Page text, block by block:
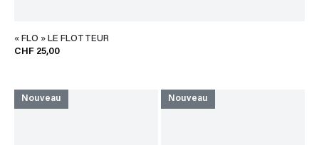
« FLO » LE FLOTTEUR
CHF 25,00
Nouveau Nouveau